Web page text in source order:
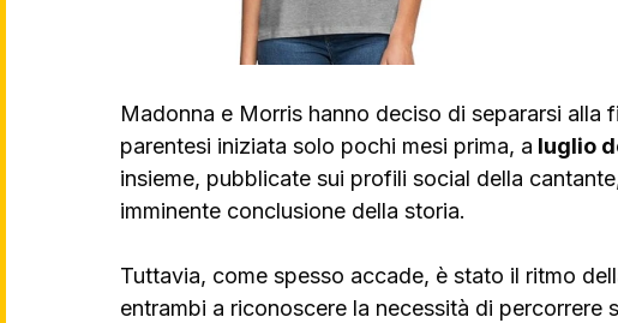
Madonna e Morris hanno deciso di separarsi alla
parentesi iniziata solo pochi mesi prima, a luglio
insieme, pubblicate sui profili social della
imminente conclusione della storia.
Tuttavia, come spesso accade, è stato il ritmo
entrambi a riconoscere la necessità di percorrere